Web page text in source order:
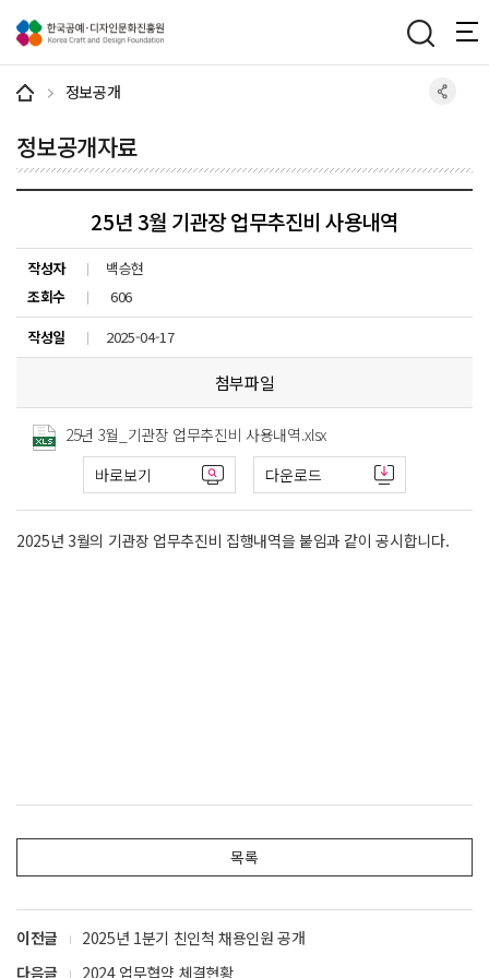
정보공개
정보공개자료
25년 3월 기관장 업무추진비 사용내역
작성자
백승현
조회수
606
작성일
2025-04-17
첨부파일
25년 3월_기관장 업무추진비 사용내역.xlsx
바로보기
다운로드
2025년 3월의 기관장 업무추진비 집행내역을 붙임과 같이 공시합니다.
목록
이전글
2025년 1분기 친인척 채용인원 공개
다음글
2024 업무협약 체결현황